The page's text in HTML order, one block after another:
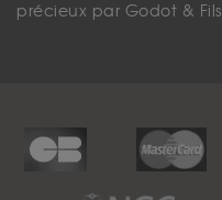
précieux par Godot & Fils